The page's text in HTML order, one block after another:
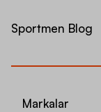
Sportmen Blog
Markalar